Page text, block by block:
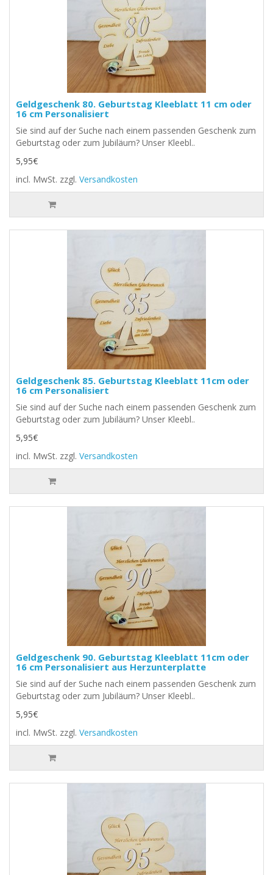
Geldgeschenk 80. Geburtstag Kleeblatt 11 cm oder
16 cm Personalisiert
Sie sind auf der Suche nach einem passenden Geschenk zum
Geburtstag oder zum Jubiläum? Unser Kleebl..
5,95€
incl. MwSt. zzgl. Versandkosten
Geldgeschenk 85. Geburtstag Kleeblatt 11cm oder
16 cm Personalisiert
Sie sind auf der Suche nach einem passenden Geschenk zum
Geburtstag oder zum Jubiläum? Unser Kleebl..
5,95€
incl. MwSt. zzgl. Versandkosten
Geldgeschenk 90. Geburtstag Kleeblatt 11cm oder
16 cm Personalisiert aus Herzunterplatte
Sie sind auf der Suche nach einem passenden Geschenk zum
Geburtstag oder zum Jubiläum? Unser Kleebl..
5,95€
incl. MwSt. zzgl. Versandkosten